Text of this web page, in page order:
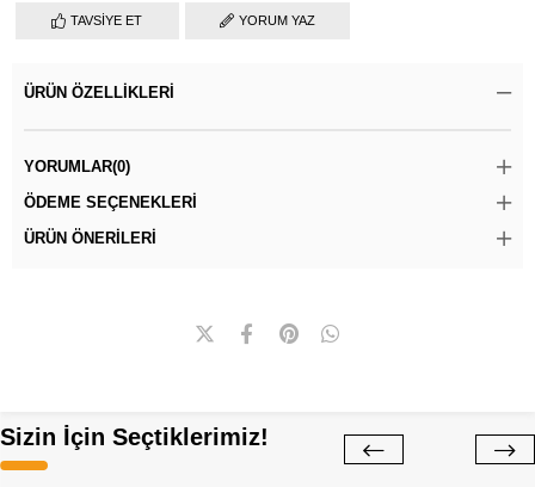
TAVSIYE ET YORUM YAZ
ÜRÜN ÖZELLIKLERI
YORUMLAR(0)
ÖDEME SEÇENEKLERI
ÜRÜN ÖNERILERI
Sizin İçin Seçtiklerimiz!